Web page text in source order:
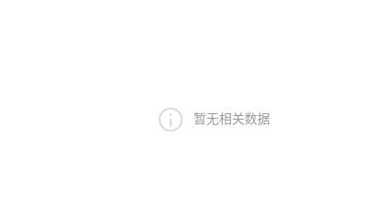
暂无相关数据